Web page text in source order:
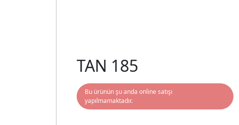
TAN 185
Bu ürünün şu anda online satışı
yapılmamaktadır.